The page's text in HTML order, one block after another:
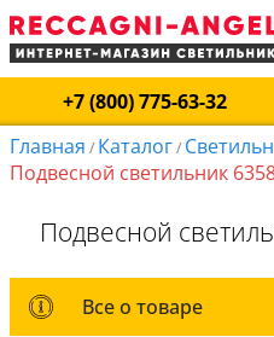
+7 (800) 775-63-32
Главная / Каталог/
Подвесной светильник
Подвесной
Все о товаре